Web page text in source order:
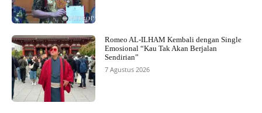
Romeo AL-ILHAM Kembali dengan Single
Emosional “Kau Tak Akan Berjalan
Sendirian”
7 Agustus 2026